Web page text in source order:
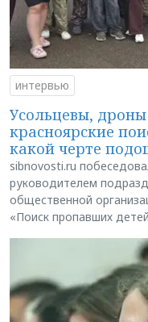
интервью
Усольцевы,
красноярские
какой черте
sibnovosti.ru
руководителем
общественной
«Поиск пропавших